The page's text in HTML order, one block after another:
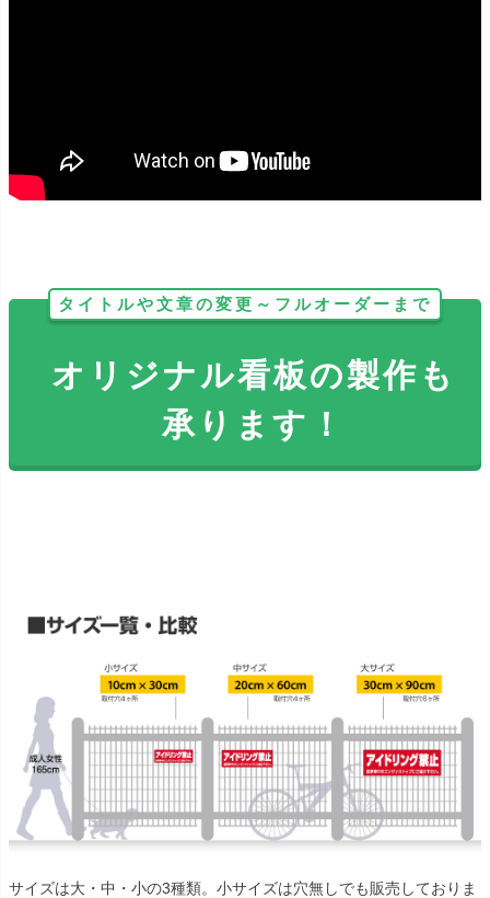
タイトルや文章の変更～フルオーダーまで
オリジナル看板の製作も
承ります！
サイズは大・中・小の3種類。小サイズは穴無しでも販売しておりま